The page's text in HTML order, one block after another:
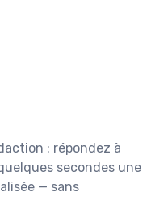
: répondez à
secondes une
— sans